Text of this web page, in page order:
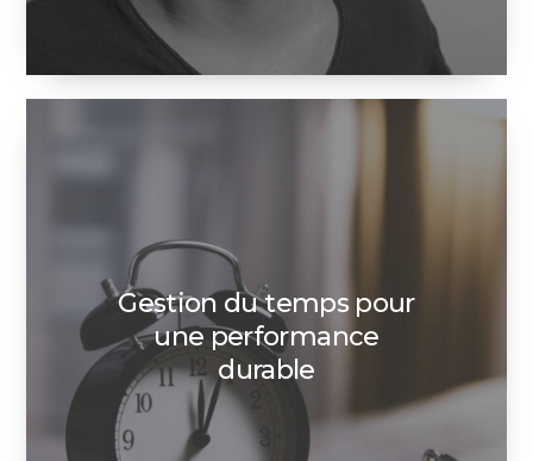
Gestion du temps pour
une performance
durable